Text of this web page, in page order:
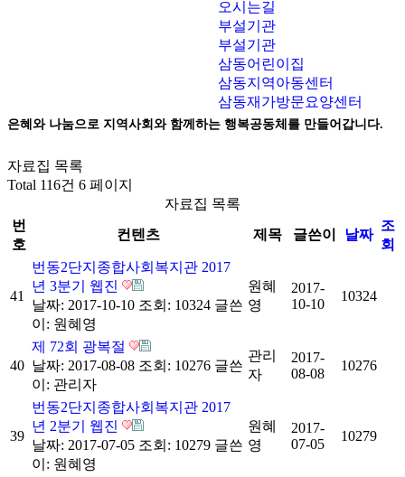
오시는길
부설기관
부설기관
삼동어린이집
삼동지역아동센터
삼동재가방문요양센터
은혜와 나눔으로 지역사회와 함께하는 행복공동체를 만들어갑니다.
자료집 목록
Total 116건 6 페이지
자료집 목록
번
호
컨텐츠 제목 글쓴이 날짜
조
회
41
번동2단지종합사회복지관 2017
년 3분기 웹진
날짜: 2017-10-10 조회: 10324 글쓴
이: 원혜영
원혜
영
2017-
10-10
10324
40
제 72회 광복절
날짜: 2017-08-08 조회: 10276 글쓴
이: 관리자
관리
자
2017-
08-08
10276
39
번동2단지종합사회복지관 2017
년 2분기 웹진
날짜: 2017-07-05 조회: 10279 글쓴
이: 원혜영
원혜
영
2017-
07-05
10279